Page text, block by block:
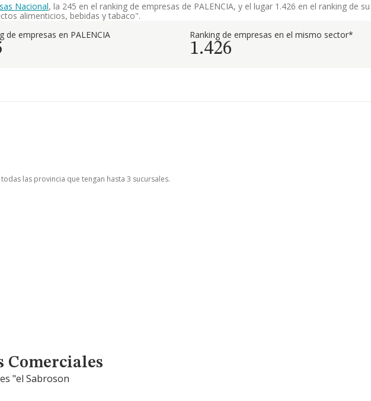
Nacional, la 245 en el ranking de empresas de PALENCIA, y el lugar 1.426 en el ranking de su
alimenticios, bebidas y tabaco".
de empresas en PALENCIA Ranking de empresas en el mismo sector*
1.426
las provincia que tengan hasta 3 sucursales.
Comerciales
"el Sabroson